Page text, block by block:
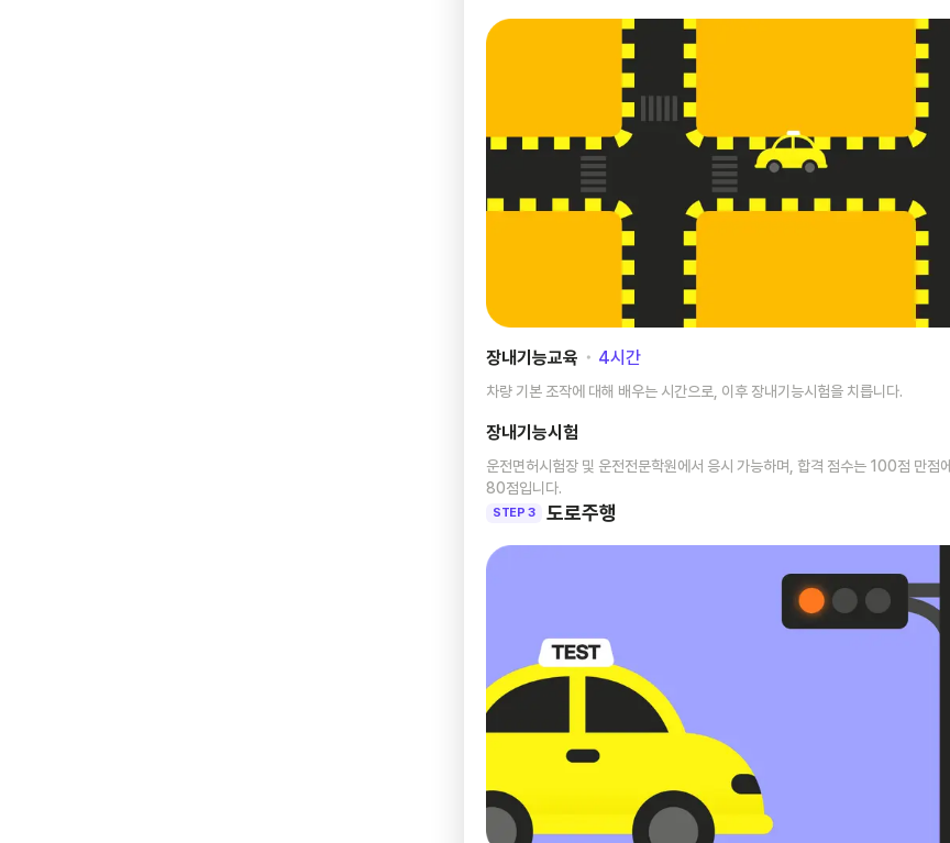
장내기능교육 ･ 4시간
차량 기본 조작에 대해 배우는 시간으로, 이후 장내기능시험을 치릅니다.
장내기능시험
운전면허시험장 및 운전전문학원에서 응시 가능하며, 합격 점수는 100점 만점에
80점입니다.
STEP 3 도로주행